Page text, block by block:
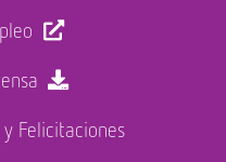
Felicitaciones